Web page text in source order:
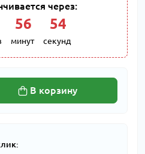
через:
56
минут
53
секунд
В корзину